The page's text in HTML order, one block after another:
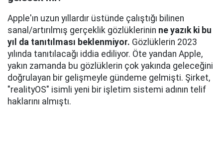
Apple'ın uzun yıllardır üstünde çalıştığı bilinen
sanal/artırılmış gerçeklik gözlüklerinin ne yazık ki bu
yıl da tanıtılması beklenmiyor. Gözlüklerin 2023
yılında tanıtılacağı iddia ediliyor. Öte yandan Apple,
yakın zamanda bu gözlüklerin çok yakında geleceğini
doğrulayan bir gelişmeyle gündeme gelmişti. Şirket,
"realityOS" isimli yeni bir işletim sistemi adının telif
haklarını almıştı.